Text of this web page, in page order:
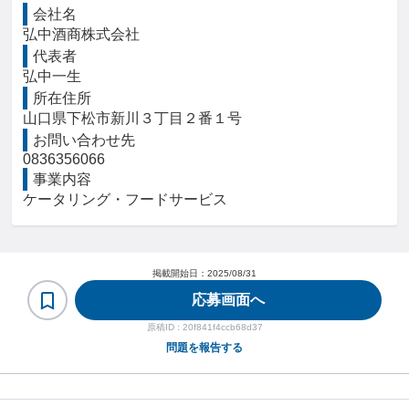
会社名
弘中酒商株式会社
代表者
弘中一生
所在住所
山口県下松市新川３丁目２番１号
お問い合わせ先
0836356066
事業内容
ケータリング・フードサービス
掲載開始日： 2025/08/31
応募画面へ
原稿ID : 20f841f4ccb68d37
問題を報告する